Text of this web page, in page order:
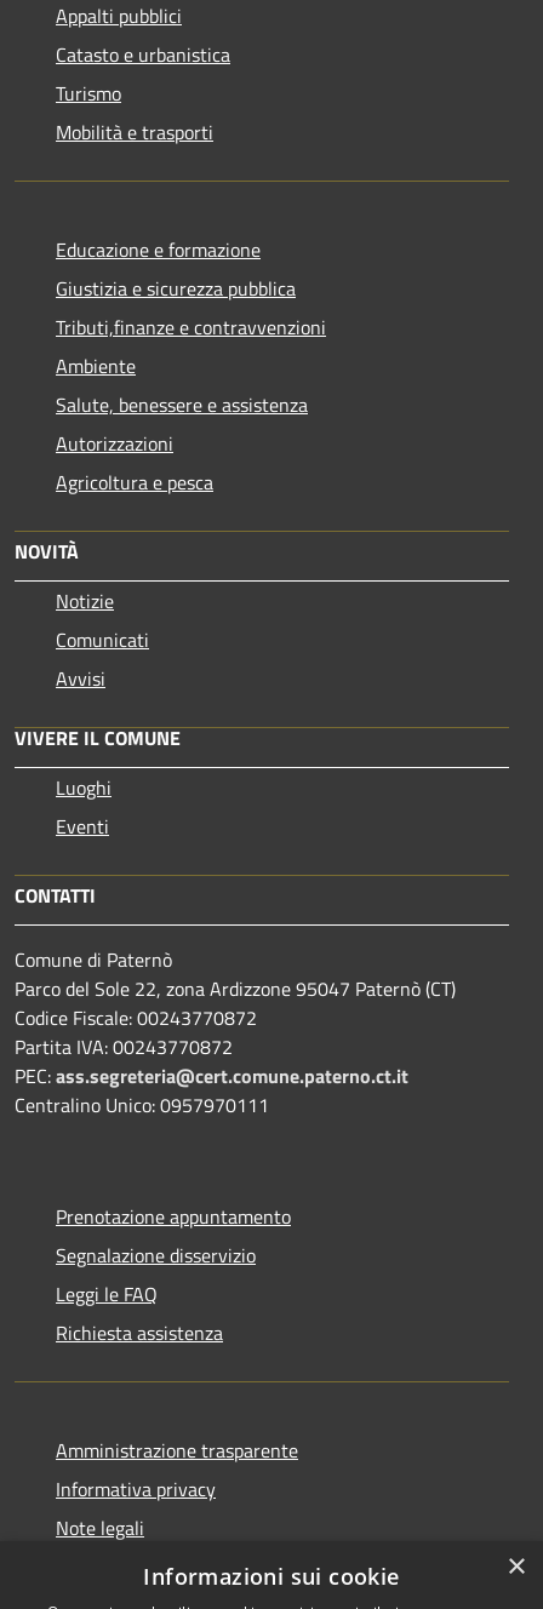
Appalti pubblici
Catasto e urbanistica
Turismo
Mobilità e trasporti
Educazione e formazione
Giustizia e sicurezza pubblica
Tributi,finanze e contravvenzioni
Ambiente
Salute, benessere e assistenza
Autorizzazioni
Agricoltura e pesca
NOVITÀ
Notizie
Comunicati
Avvisi
VIVERE IL COMUNE
Luoghi
Eventi
CONTATTI
Comune di Paternò
Parco del Sole 22, zona Ardizzone 95047 Paternò (CT)
Codice Fiscale: 00243770872
Partita IVA: 00243770872
PEC:ass.segreteria@cert.comune.paterno.ct.it
Centralino Unico: 0957970111
Prenotazione appuntamento
Segnalazione disservizio
Leggi le FAQ
Richiesta assistenza
Amministrazione trasparente
Informativa privacy
Note legali
Dichiarazione di accessibilità
×
Informazioni sui cookie